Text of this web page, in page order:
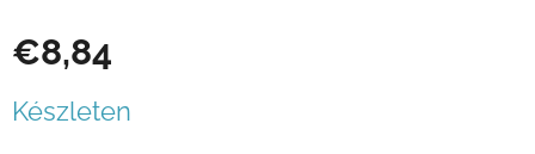
€8,84
Készleten